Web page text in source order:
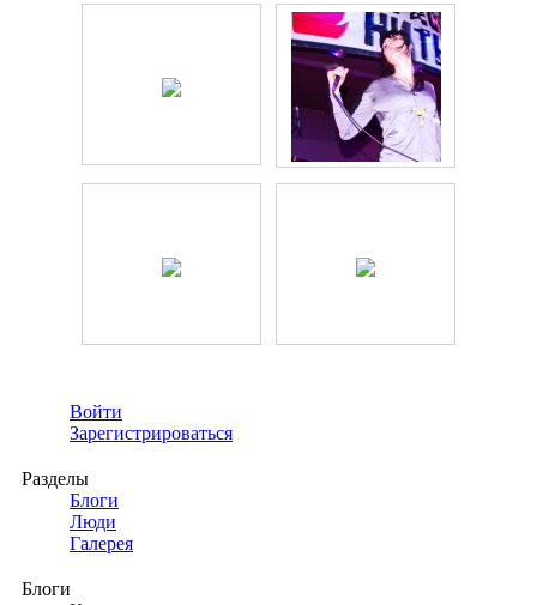
Войти
Зарегистрироваться
Разделы
Блоги
Люди
Галерея
Блоги